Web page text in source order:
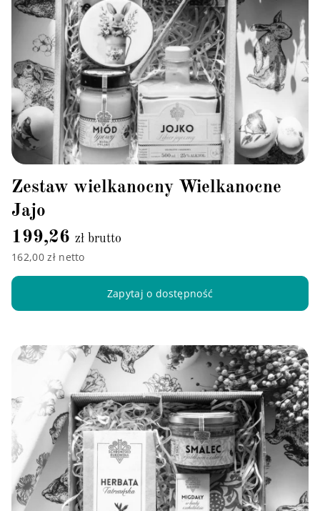
Zestaw wielkanocny Wielkanocne
Jajo
199,26 zł brutto
162,00 zł netto
Zapytaj o dostępność